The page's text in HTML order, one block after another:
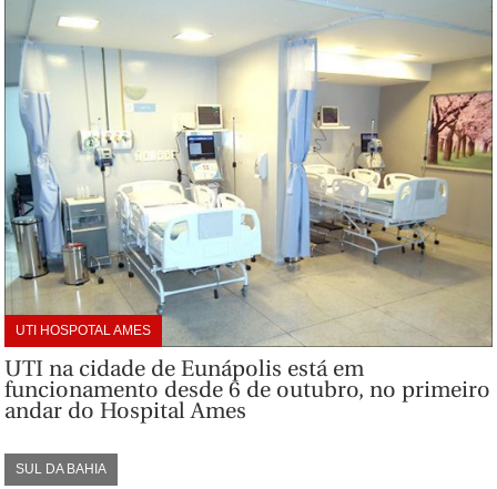
UTI HOSPOTAL AMES
UTI na cidade de Eunápolis está em
funcionamento desde 6 de outubro, no primeiro
andar do Hospital Ames
SUL DA BAHIA